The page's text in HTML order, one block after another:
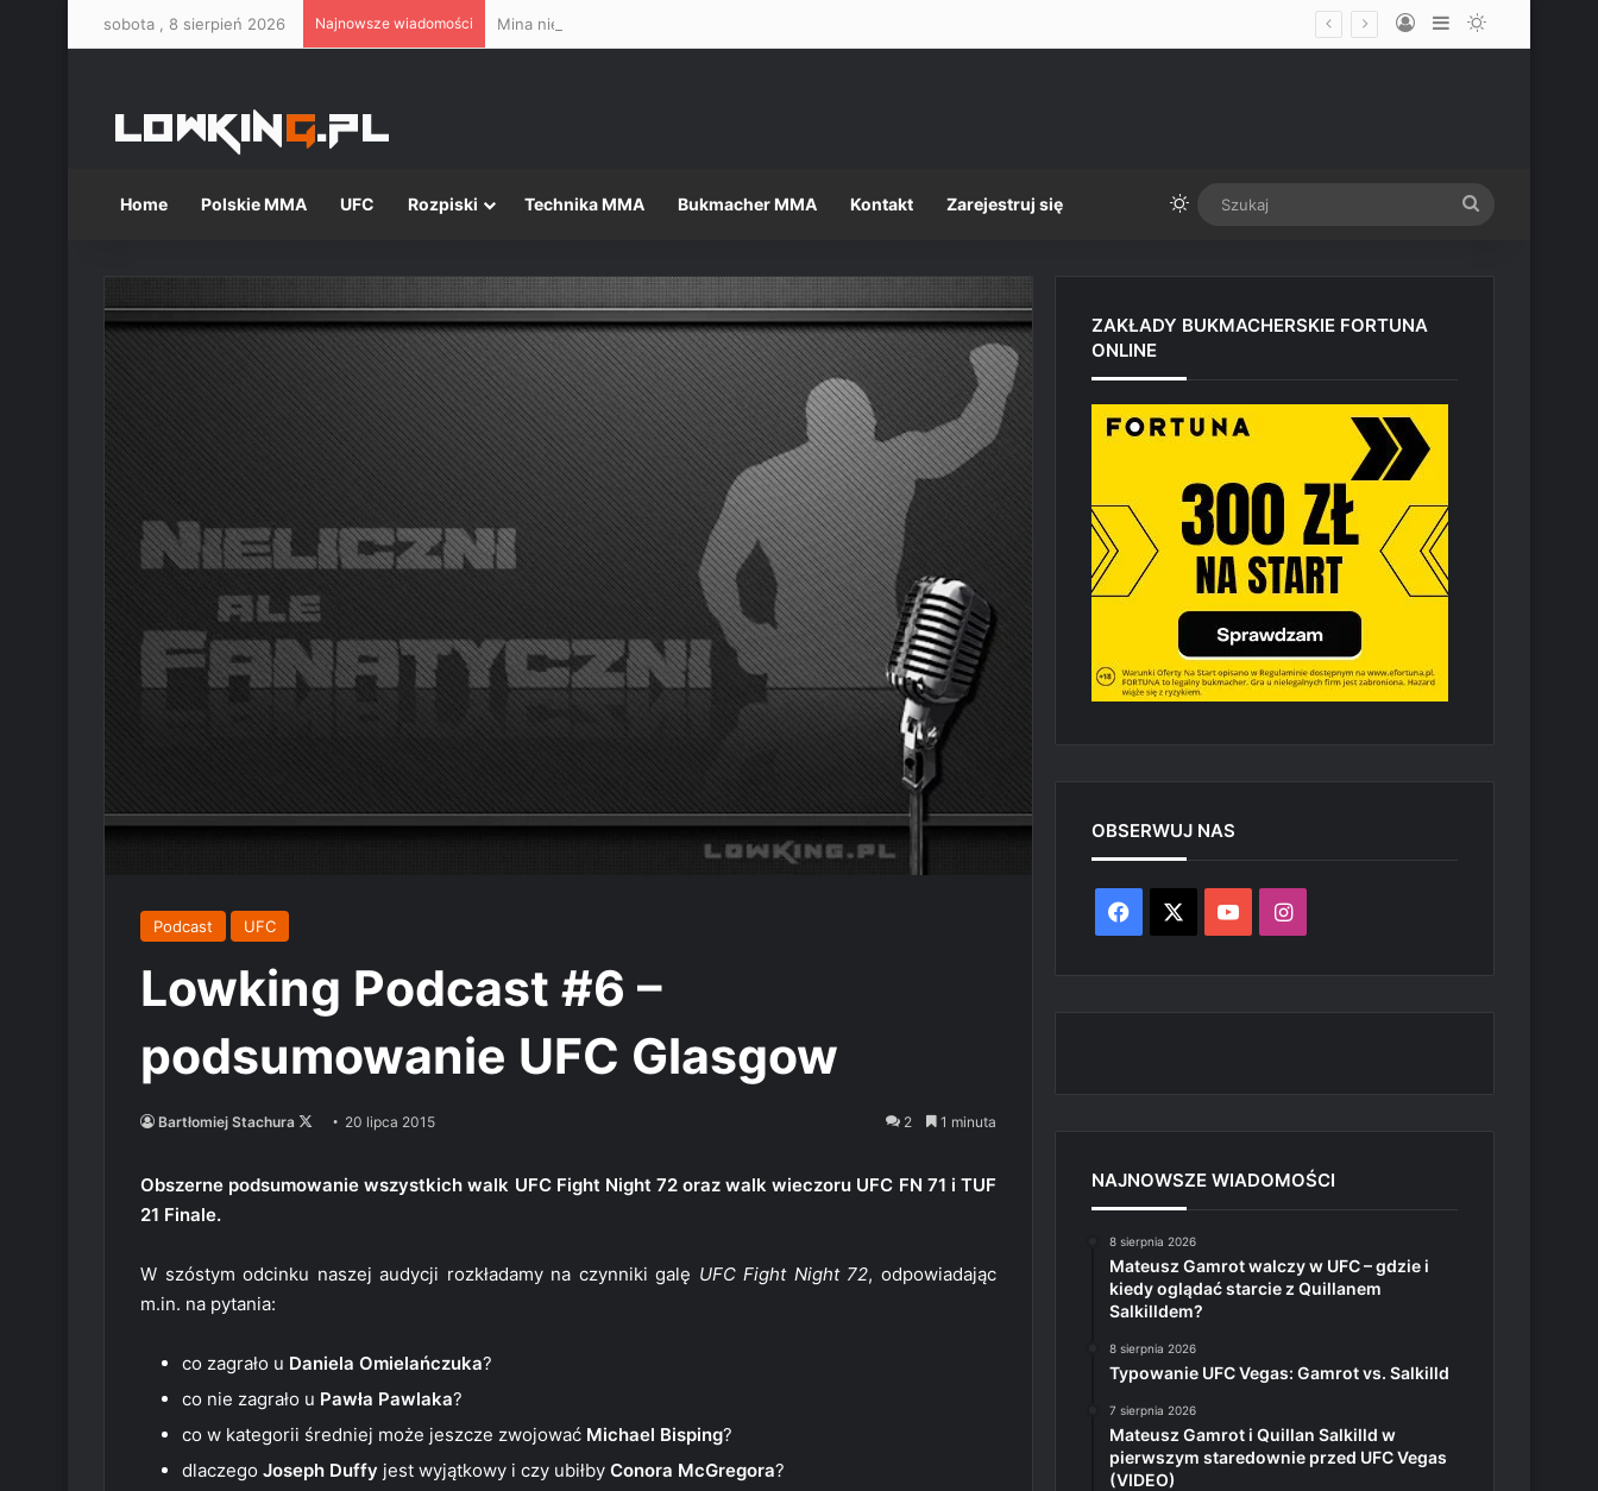
sobota , 8 sierpień 2026 Najnowsze wiadomości Mina nietęga, ale formalności, jak zawsze, dopełnione – Mateusz Gamrot w limicie przed UFC Vegas Log InSidebarSwitch skin
Home Polskie MMA UFC Rozpiski Technika MMA Bukmacher MMA Kontakt Zarejestruj się Switch skin
Podcast UFC
Lowking Podcast #6 –
podsumowanie UFC Glasgow
Bartłomiej Stachura
Follow
X
20 lipca 2015 2 1 minuta
Obszerne podsumowanie wszystkich walk UFC Fight Night 72 oraz walk wieczoru UFC FN 71 i TUF
21 Finale.
W szóstym odcinku naszej audycji rozkładamy na czynniki galę UFC Fight Night 72, odpowiadając
m.in. na pytania:
co zagrało u Daniela Omielańczuka?
co nie zagrało u Pawła Pawlaka?
co w kategorii średniej może jeszcze zwojować Michael Bisping?
dlaczego Joseph Duffy jest wyjątkowy i czy ubiłby Conora McGregora?
ZAKŁADY BUKMACHERSKIE FORTUNA
ONLINE
OBSERWUJ NAS
Facebook YouTubeInstagram
NAJNOWSZE WIADOMOŚCI
8 sierpnia 2026
Mateusz Gamrot walczy w UFC – gdzie i
kiedy oglądać starcie z Quillanem
Salkilldem?
8 sierpnia 2026
Typowanie UFC Vegas: Gamrot vs. Salkilld
7 sierpnia 2026
Mateusz Gamrot i Quillan Salkilld w
pierwszym staredownie przed UFC Vegas
(VIDEO)